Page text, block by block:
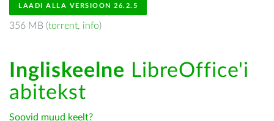
LAADI ALLA VERSIOON 26.2.5
356 MB (torrent, info)
Ingliskeelne LibreOffice'i
abitekst
Soovid muud keelt?